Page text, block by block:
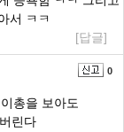
서 ㅋㅋ
[답글]
0
총을 보아도
린다